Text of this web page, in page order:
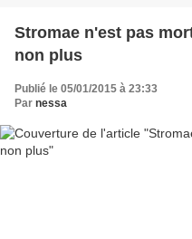
Stromae n'est pas
non plus
Publié le 05/01/2015 à 23:33
Par nessa